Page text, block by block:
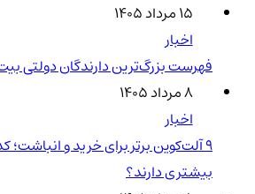
۱۵ مرداد ۱۴۰۵
اخبار
فهرست بزرگ‌ترین دارندگان دولتی
۸ مرداد ۱۴۰۵
اخبار
۹ آلت‌کوین برتر برای خرید و انباشت؛
بیشتری دارند؟